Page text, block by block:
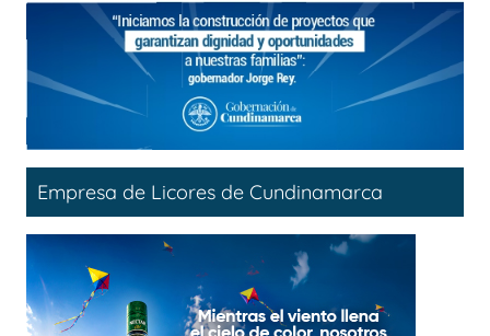
Empresa de Licores de Cundinamarca